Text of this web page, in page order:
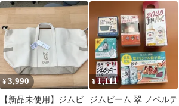
ット ソラノシタハイボ
¥3,990
【新品未使用】ジムビ
¥1,111
ジムビーム 翠 ノベルテ